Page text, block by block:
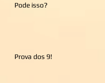
Pode isso?
Prova dos 9!